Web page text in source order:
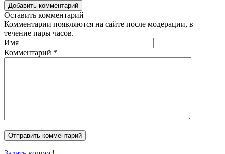
Добавить комментарий
Оставить комментарий
Комментарии появляются на сайте после модерации, в
течение пары часов.
Имя
Комментарий *